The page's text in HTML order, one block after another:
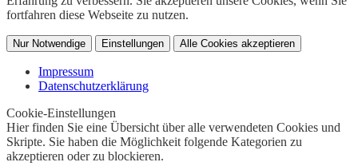
fortfahren diese Webseite zu nutzen.
Nur Notwendige Einstellungen Alle Cookies akzeptieren
Impressum
Datenschutzerklärung
Cookie-Einstellungen
Hier finden Sie eine Übersicht über alle verwendeten Cookies und
Skripte. Sie haben die Möglichkeit folgende Kategorien zu
akzeptieren oder zu blockieren.